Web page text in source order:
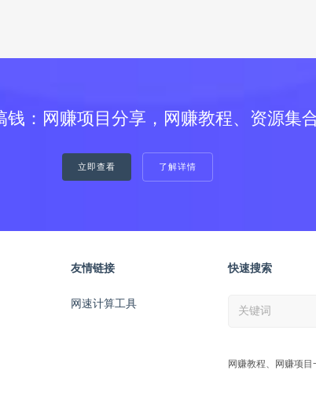
钱：网赚项目分享，网赚教程、资源集
立即查看 了解详情
友情链接
网速计算工具
快速搜索
网赚教程、网赚项目